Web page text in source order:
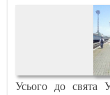
Усього до свята